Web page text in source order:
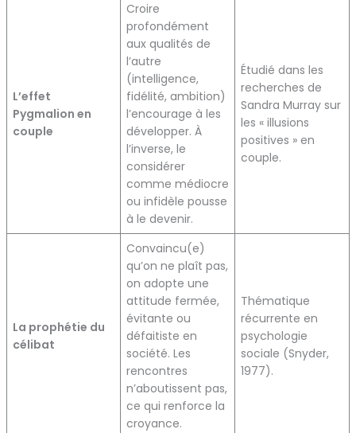
L’effet
Pygmalion en
couple
Croire
profondément
aux qualités de
l’autre
(intelligence,
fidélité, ambition)
l’encourage à les
développer. À
l’inverse, le
considérer
comme médiocre
ou infidèle pousse
à le devenir.
Étudié dans les
recherches de
Sandra Murray sur
les « illusions
positives » en
couple.
La prophétie du
célibat
Convaincu(e)
qu’on ne plaît pas,
on adopte une
attitude fermée,
évitante ou
défaitiste en
société. Les
rencontres
n’aboutissent pas,
ce qui renforce la
croyance.
Thématique
récurrente en
psychologie
sociale (Snyder,
1977).